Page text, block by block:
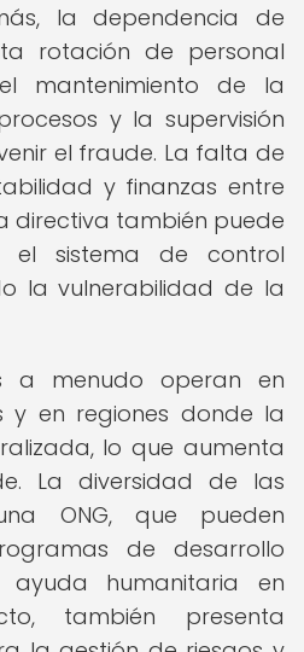
la dependencia de
rotación de personal
mantenimiento de la
y la supervisión
el fraude. La falta de
y finanzas entre
directiva también puede
el sistema de control
la vulnerabilidad de la
a menudo operan en
y en regiones donde la
lo que aumenta
La diversidad de las
ONG, que pueden
de desarrollo
ayuda humanitaria en
también presenta